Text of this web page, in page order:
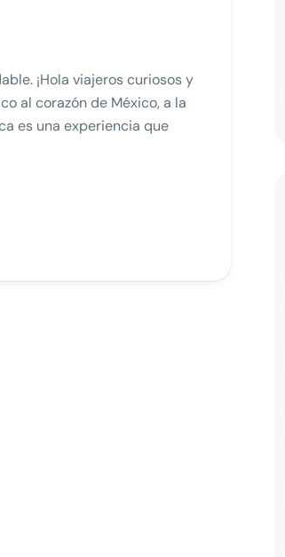
¡Hola viajeros curiosos y
al corazón de México, a la
es una experiencia que